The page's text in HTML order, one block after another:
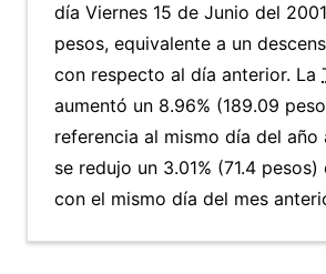
día Viernes 15 de Junio del
pesos, equivalente a un
con respecto al día anterior. La
aumentó un 8.96% (189.09
referencia al mismo día del año
se redujo un 3.01% (71.4
con el mismo día del mes